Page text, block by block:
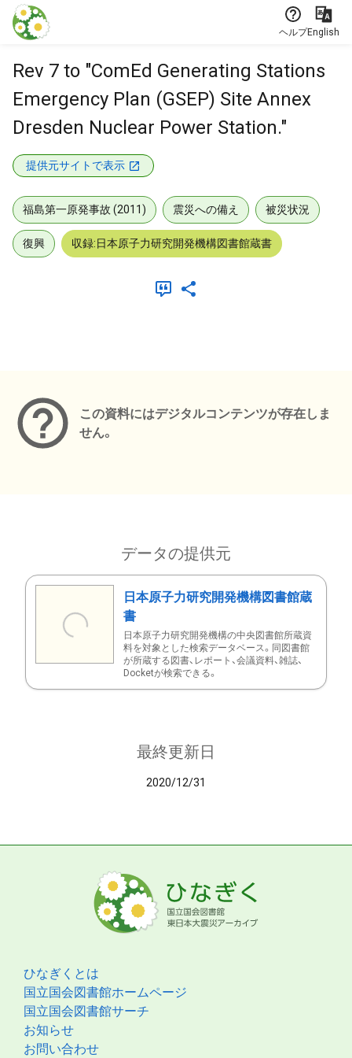
本文に飛ぶ
ヘルプEnglish
Rev 7 to "ComEd Generating Stations
Emergency Plan (GSEP) Site Annex
Dresden Nuclear Power Station."
提供元サイトで表示
福島第一原発事故 (2011) 震災への備え 被災状況
復興 収録:日本原子力研究開発機構図書館蔵書
この資料にはデジタルコンテンツが存在しま
せん。
データの提供元
日本原子力研究開発機構図書館蔵
書
日本原子力研究開発機構の中央図書館所蔵資
料を対象とした検索データベース。同図書館
が所蔵する図書、レポート、会議資料、雑誌、
Docketが検索できる。
最終更新日
2020/12/31
ひなぎくとは
国立国会図書館ホームページ
国立国会図書館サーチ
お知らせ
お問い合わせ